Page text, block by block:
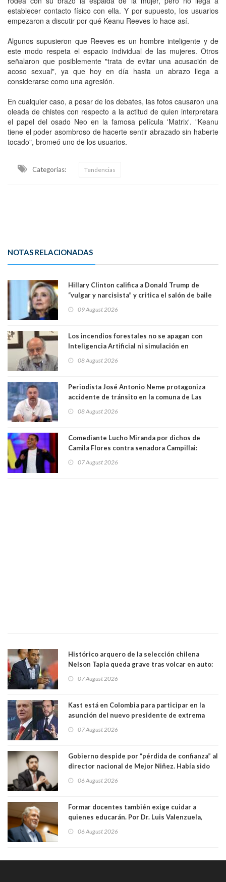
establecer contacto físico con ella. Y por supuesto, los usuarios
empezaron a discutir por qué Keanu Reeves lo hace así.
Algunos supusieron que Reeves es un hombre inteligente y de
este modo respeta el espacio individual de las mujeres. Otros
señalaron que posiblemente "trata de evitar una acusación de
acoso sexual", ya que hoy en día hasta un abrazo llega a
considerarse como una agresión.
En cualquier caso, a pesar de los debates, las fotos causaron una
oleada de chistes con respecto a la actitud de quien interpretara
el papel del osado Neo en la famosa película 'Matrix'. "Keanu
tiene el poder asombroso de hacerte sentir abrazado sin haberte
tocado", bromeó uno de los usuarios.
Categorias: Tendencias
NOTAS RELACIONADAS
Hillary Clinton califica a Donald Trump de
“vulgar y narcisista” y critica el salón de baile
casa. Y la está destruyendo”
09 August 2026
Los incendios forestales no se apagan con
Inteligencia Artificial ni simulación en
Magister en Asentamientos Humanos PUC
08 August 2026
Periodista José Antonio Neme protagoniza
accidente de tránsito en la comuna de Las
08 August 2026
Comediante Lucho Miranda por dichos de
Camila Flores contra senadora Campillai:
forma de quitar dignidad"
07 August 2026
Histórico arquero de la selección chilena
Nelson Tapia queda grave tras volcar en auto:
07 August 2026
Kast está en Colombia para participar en la
asunción del nuevo presidente de extrema
07 August 2026
Gobierno despide por “pérdida de confianza” al
director nacional de Mejor Niñez. Había sido
06 August 2026
Formar docentes también exige cuidar a
quienes educarán. Por Dr. Luis Valenzuela,
Académicos U. Católica Silva Henríquez
06 August 2026